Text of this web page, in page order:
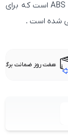
آلیاژی 40Cr ، دسته ارگونومیک و روکش عایق ABS است که برای
شده است .
هفت روز ضمانت